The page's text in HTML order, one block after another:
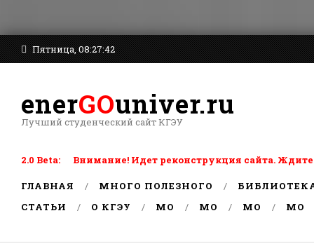
Пятница, 08:27:42
enerGOuniver.ru
Лучший студенческий сайт КГЭУ
2.0 Beta: Внимание! Идет реконструкция сайта. Ждите
ГЛАВНАЯ МНОГО ПОЛЕЗНОГО
СТАТЬИ
О КГЭУ MO MO MO MO